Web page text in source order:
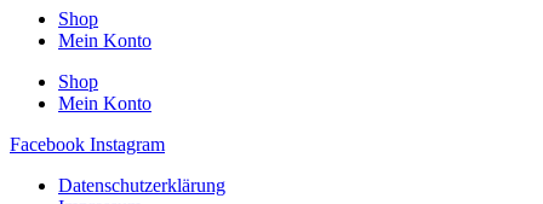
Shop
Mein Konto
Shop
Mein Konto
Facebook Instagram
Datenschutzerklärung